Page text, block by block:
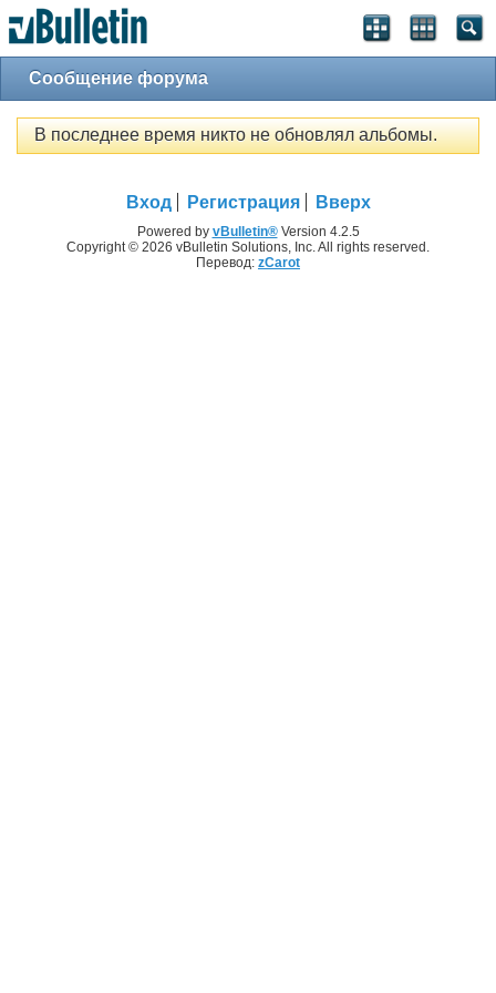
Сообщение форума
В последнее время никто не обновлял альбомы.
Вход Регистрация Вверх
Powered by vBulletin®Version 4.2.5
Copyright © 2026 vBulletin Solutions, Inc. All rights reserved.
Перевод: zCarot